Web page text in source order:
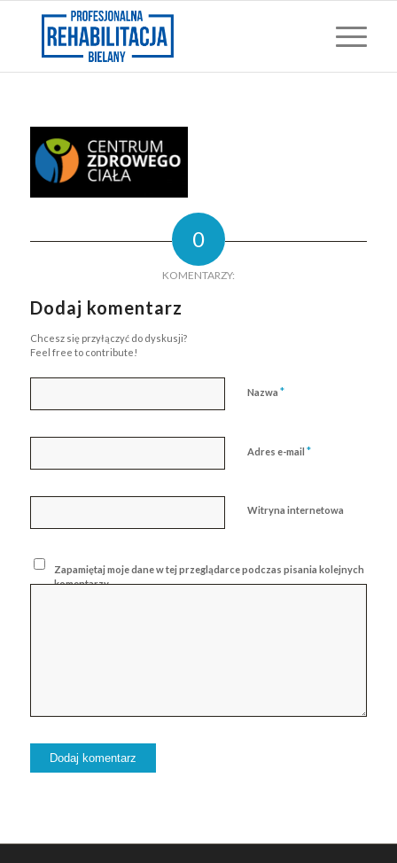
0
KOMENTARZY:
Dodaj komentarz
Chcesz się przyłączyć do dyskusji?
Feel free to contribute!
Nazwa *
Adres e-mail *
Witryna internetowa
Zapamiętaj moje dane w tej przeglądarce podczas pisania kolejnych
komentarzy.